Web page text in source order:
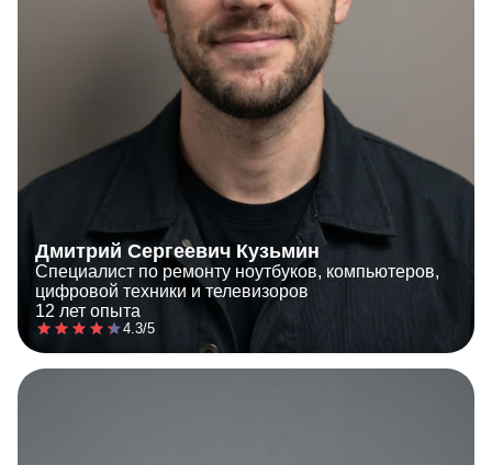
Дмитрий Сергеевич Кузьмин
Специалист по ремонту ноутбуков, компьютеров,
цифровой техники и телевизоров
12 лет опыта
4.3/5